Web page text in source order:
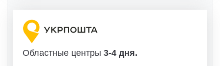
Областные центры 3-4 дня.